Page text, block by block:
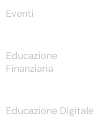
Eventi
Educazione
Finanziaria
Educazione Digitale